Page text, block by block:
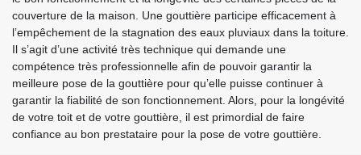
couverture de la maison. Une gouttière participe efficacement à
l’empêchement de la stagnation des eaux pluviaux dans la toiture.
Il s’agit d’une activité très technique qui demande une
compétence très professionnelle afin de pouvoir garantir la
meilleure pose de la gouttière pour qu’elle puisse continuer à
garantir la fiabilité de son fonctionnement. Alors, pour la longévité
de votre toit et de votre gouttière, il est primordial de faire
confiance au bon prestataire pour la pose de votre gouttière.